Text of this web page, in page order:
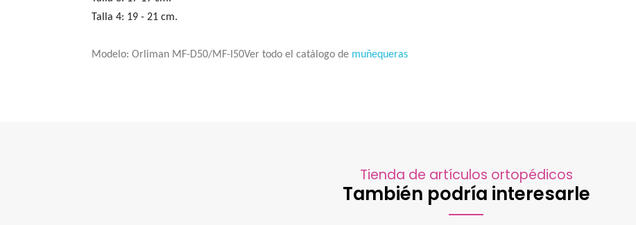
Talla 4: 19 - 21 cm.
Modelo: Orliman MF-D50/MF-I50Ver todo el catálogo de muñequeras
Tienda de artículos ortopédicos
También podría interesarle